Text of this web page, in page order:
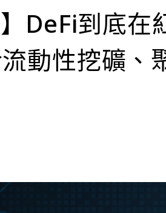
DeFi到底在
動性挖礦、